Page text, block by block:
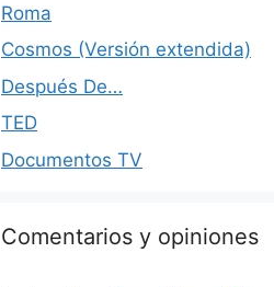
Roma
Cosmos (Versión extendida)
Después De…
TED
Documentos TV
Comentarios y opiniones